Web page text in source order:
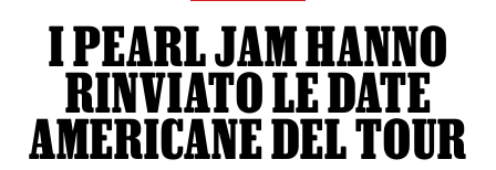
I PEARL JAM HANNO
RINVIATO LE DATE
AMERICANE DEL TOUR